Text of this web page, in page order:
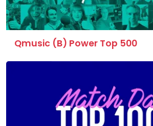
Qmusic (B) Power Top 500